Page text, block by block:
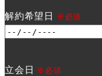
解約希望日 ※必須
立会日 ※必須